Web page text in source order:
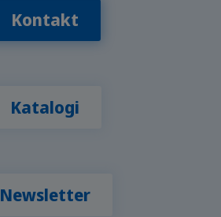
Kontakt
Katalogi
Newsletter